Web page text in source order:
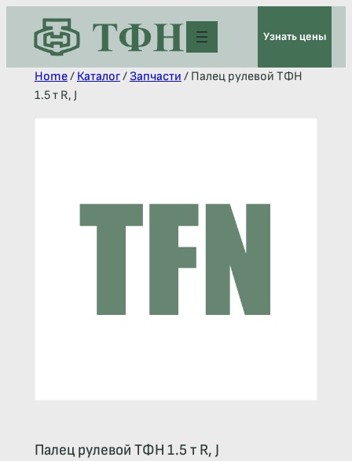
Узнать цены
Home/ Каталог/ Запчасти / Палец рулевой ТФН
1.5 т R, J
Палец рулевой ТФН 1.5 т R, J